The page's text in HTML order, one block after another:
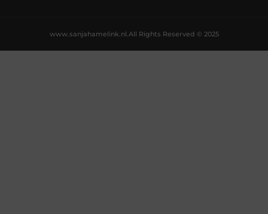
All Rights Reserved © 2025
www.sanjahamelink.nl.